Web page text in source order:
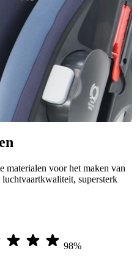
materialen voor het maken van
supersterk
98%